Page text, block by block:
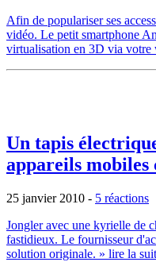
Afin de populariser ses
vidéo. Le petit smartphone
virtualisation en 3D via votre
Un tapis
appareils mobiles
25 janvier 2010 - 5 réactions
Jongler avec une kyrielle de
fastidieux. Le fournisseur
solution originale. » lire la